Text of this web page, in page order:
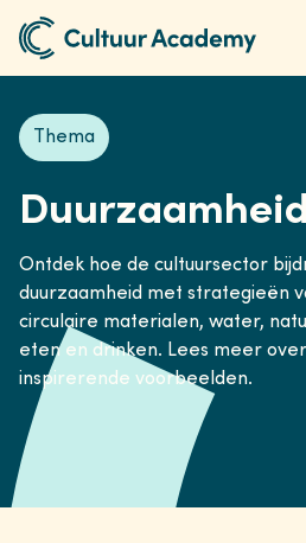
Naar home
Thema
Duurzaamheid
Ontdek hoe de cultuursector
duurzaamheid met strategieën
circulaire materialen, water,
eten en drinken. Lees meer
inspirerende voorbeelden.